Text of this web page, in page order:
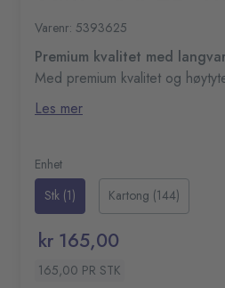
Varenr: 5393625
Premium kvalitet med
Med premium kvalitet og
presisjonsklipping.
Livstidsgaranti
Les mer
Enhet
Stk (1)
Kartong (144)
kr 165,00
165,00 PR STK